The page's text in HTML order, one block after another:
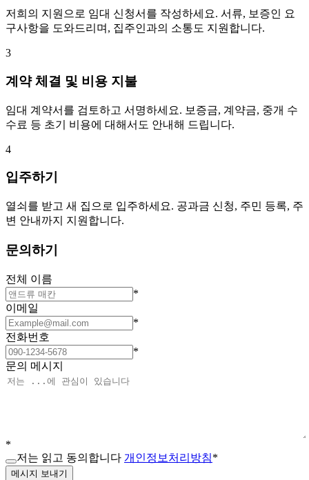
저희의 지원으로 임대 신청서를 작성하세요. 서류, 보증인 요
구사항을 도와드리며, 집주인과의 소통도 지원합니다.
3
계약 체결 및 비용 지불
임대 계약서를 검토하고 서명하세요. 보증금, 계약금, 중개 수
수료 등 초기 비용에 대해서도 안내해 드립니다.
4
입주하기
열쇠를 받고 새 집으로 입주하세요. 공과금 신청, 주민 등록, 주
변 안내까지 지원합니다.
문의하기
전체 이름
*
이메일
*
전화번호
*
문의 메시지
*
저는 읽고 동의합니다 개인정보처리방침*
메시지 보내기